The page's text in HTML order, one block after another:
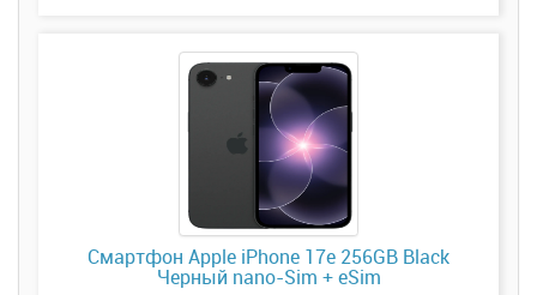
Смартфон Apple iPhone 17e 256GB Black
Черный nano-Sim + eSim